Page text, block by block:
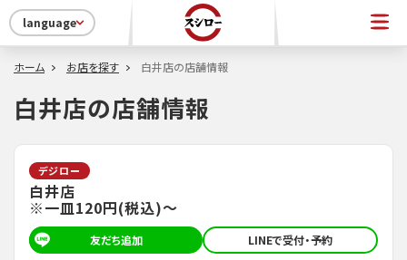
language
ホーム お店を探す 白井店の店舗情報
白井店の店舗情報
デジロー
白井店
※一皿120円(税込)～
友だち追加 LINEで受付・予約